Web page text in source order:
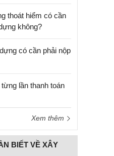
thoát hiểm có cần
không?
có cần phải nộp
lần thanh toán
Xem thêm
BIẾT VỀ XÂY